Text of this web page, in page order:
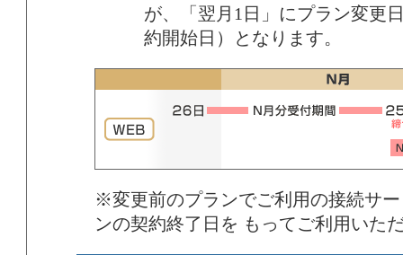
が、「翌月1日」にプラン変更
約開始日）となります。
※変更前のプランでご利用の接続サ
ンの契約終了日を もってご利用いた